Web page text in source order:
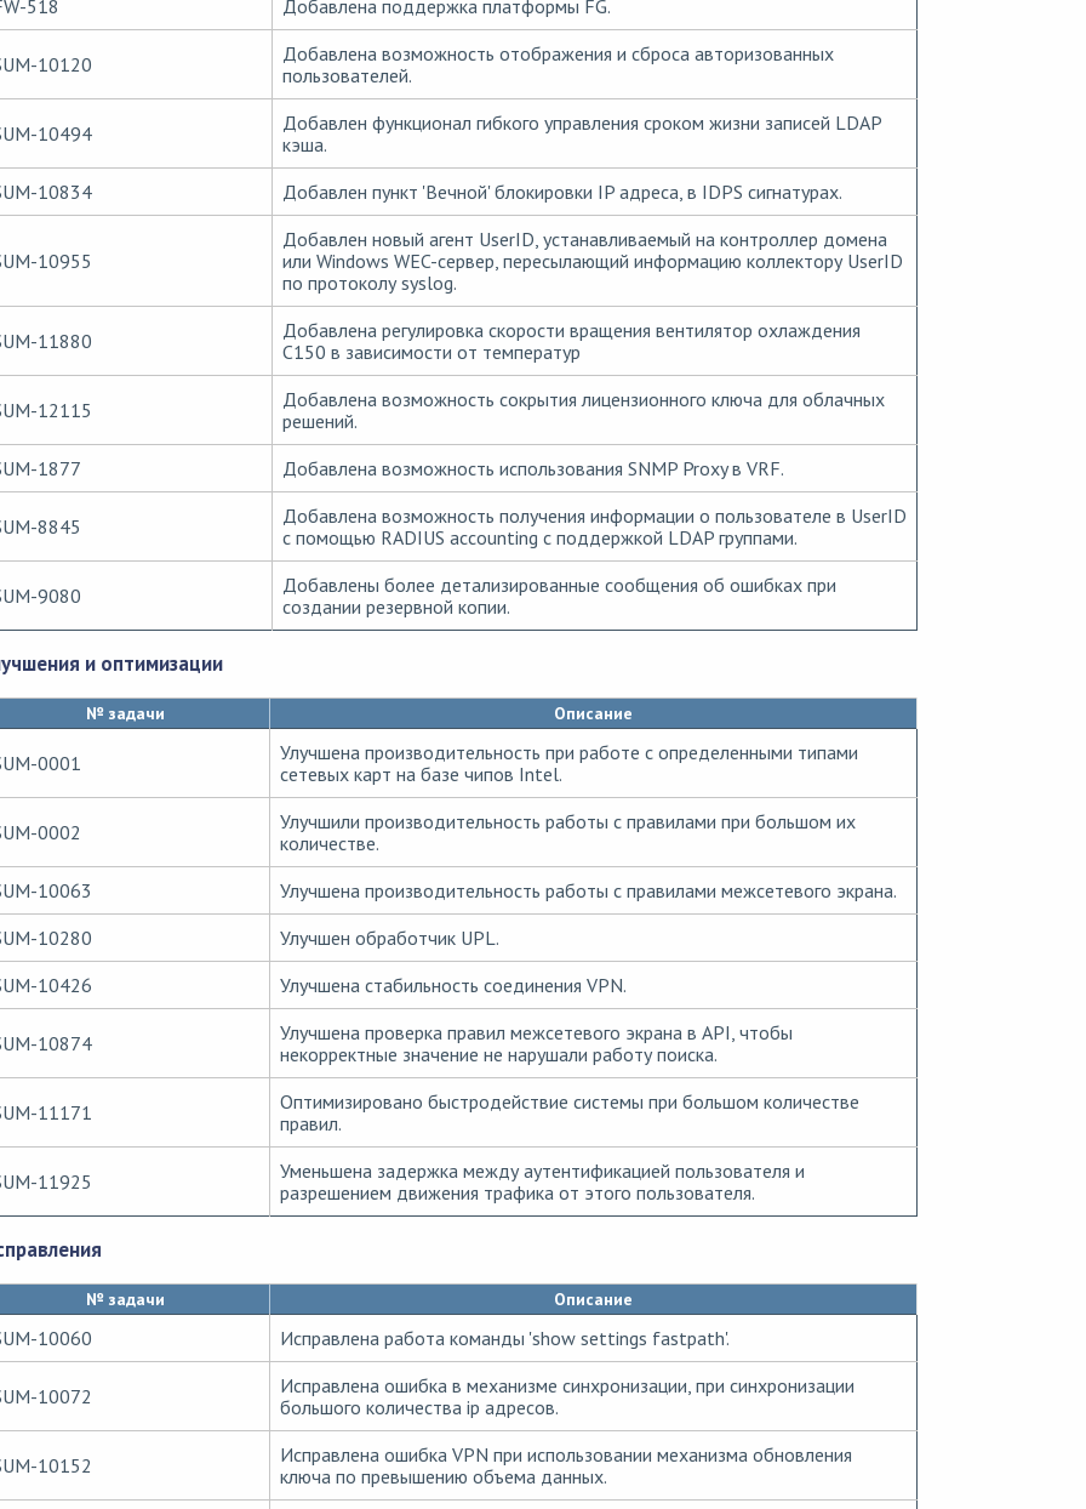
518 Добавлена поддержка платформы FG.
10120
Добавлена возможность отображения и сброса авторизованных
пользователей.
10494
Добавлен функционал гибкого управления сроком жизни записей LDAP
кэша.
10834
Добавлен пункт 'Вечной' блокировки IP адреса, в IDPS сигнатурах.
10955
Добавлен новый агент UserID, устанавливаемый на контроллер домена
или Windows WEC-сервер, пересылающий информацию коллектору UserID
по протоколу syslog.
11880
Добавлена регулировка скорости вращения вентилятор охлаждения
C150 в зависимости от температур
12115
Добавлена возможность сокрытия лицензионного ключа для облачных
решений.
1877
Добавлена возможность использования SNMP Proxy в VRF.
8845
Добавлена возможность получения информации о пользователе в UserID
c помощью RADIUS accounting c поддержкой LDAP группами.
9080
Добавлены более детализированные сообщения об ошибках при
создании резервной копии.
и оптимизации
№ задачи Описание
0001
Улучшена производительность при работе с определенными типами
сетевых карт на базе чипов Intel.
0002
Улучшили производительность работы с правилами при большом их
количестве.
10063
Улучшена производительность работы с правилами межсетевого экрана.
10280
Улучшен обработчик UPL.
10426
Улучшена стабильность соединения VPN.
10874
Улучшена проверка правил межсетевого экрана в API, чтобы
некорректные значение не нарушали работу поиска.
11171
Оптимизировано быстродействие системы при большом количестве
правил.
11925
Уменьшена задержка между аутентификацией пользователя и
разрешением движения трафика от этого пользователя.
№ задачи Описание
10060 Исправлена работа команды 'show settings fastpath'.
10072
Исправлена ошибка в механизме синхронизации, при синхронизации
большого количества ip адресов.
10152
Исправлена ошибка VPN при использовании механизма обновления
ключа по превышению объема данных.